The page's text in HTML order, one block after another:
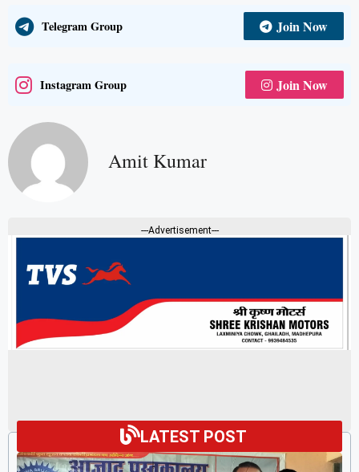
Telegram Group Join Now
Instagram Group Join Now
Amit Kumar
---Advertisement---
LATEST POST